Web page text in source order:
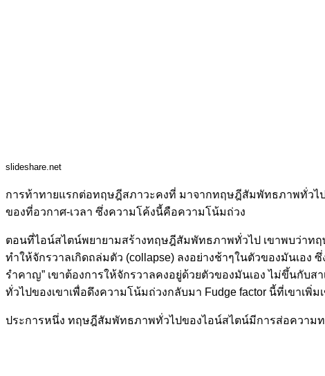
slideshare.net
การท้าทายแรกต่อทฤษฎีสภาวะคงที่ มาจากทฤษฎีสัมพัทธภาพทั่วไป
ของที่อวกาศ-เวลา ซึ่งความโค้งนี้คือความโน้มถ่วง
ตอนที่ไอน์สไตน์พยายามสร้างทฤษฎีสัมพัทธภาพทั่วไป เขาพบว่าทฤ
ทำให้จักรวาลเกิดถล่มตัว (collapse) ลงอย่างช้าๆในตัวของมันเอง
รำคาญ” เขาต้องการให้จักรวาลคงอยู่ด้วยตัวของมันเอง ไม่ขึ้นกับส
ทั่วไปของเขาเพื่อดึงความโน้มถ่วงกลับมา Fudge factor นี้ที่เขาเ
ประการหนึ่ง ทฤษฎีสัมพัทธภาพทั่วไปของไอน์สไตน์มีการส่อความ